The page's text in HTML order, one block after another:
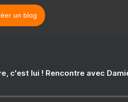
un blog
c'est lui ! Rencontre avec